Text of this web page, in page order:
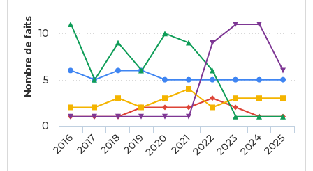
Nombre de faits
20162017 20182019202020212022202320242025
0
5
10